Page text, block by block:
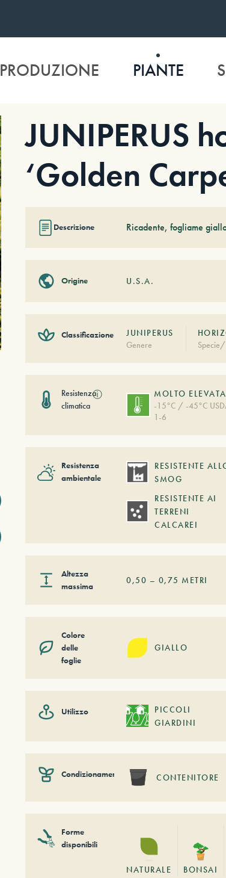
PRODUZIONE PIANTE
JUNIPERUS
‘Golden
Descrizione Ricadente, fogliame
Origine U.S.A.
Classificazione
JUNIPERUS
Genere
Resistenza
climatica
ⓘ
MOLTO ELEVATA
-15°C / -45°C
1-6
Resistenza
ambientale
RESISTENTE
SMOG
RESISTENTE AI
TERRENI
CALCAREI
Altezza
massima
0,50 – 0,75 METRI
Colore
delle
foglie
GIALLO
Utilizzo
PICCOLI
GIARDINI
Condizionamento CONTENITORE
Forme
disponibili
NATURALE BONSAI